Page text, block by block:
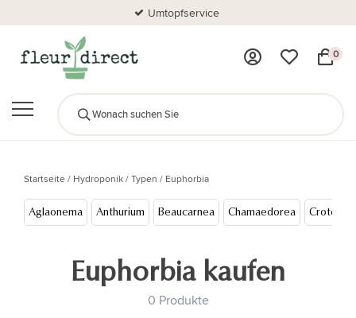
Umtopfservice
0
Startseite/ Hydroponik/Typen / Euphorbia
Aglaonema Anthurium Beaucarnea Chamaedorea Croton
Euphorbia kaufen
0 Produkte